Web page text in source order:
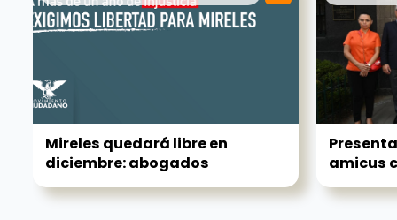
Mireles quedará libre en
diciembre: abogados
amicus